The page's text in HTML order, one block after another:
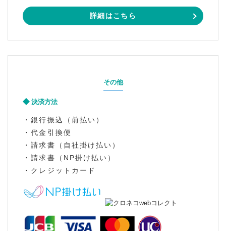
詳細はこちら
その他
決済方法
・銀行振込（前払い）
・代金引換便
・請求書（自社掛け払い）
・請求書（NP掛け払い）
・クレジットカード